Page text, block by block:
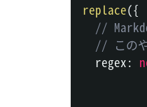
replace({
//
// このや
  regex
: